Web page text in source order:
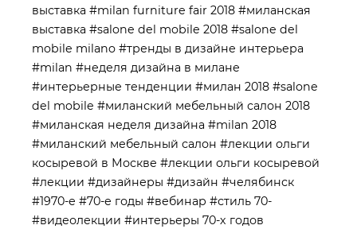
выставка #milan furniture fair 2018 #миланская
выставка #salone del mobile 2018 #salone del
mobile milano #тренды в дизайне интерьера
#milan #неделя дизайна в милане
#интерьерные тенденции #милан 2018 #salone
del mobile #миланский мебельный салон 2018
#миланская неделя дизайна #milan 2018
#миланский мебельный салон #лекции ольги
косыревой в Москве #лекции ольги косыревой
#лекции #дизайнеры #дизайн #челябинск
#1970-е #70-е годы #вебинар #стиль 70-
#видеолекции #интерьеры 70-х годов